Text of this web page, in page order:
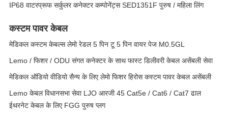
IP68 वाटरप्रूफ सर्कुलर कनेक्टर कम्पोनेंट्स SED1351F पुरुष / महिला लिंग
कस्टम पावर केबल
मेडिकल कस्टम केबल्स लेमो रेडल 5 पिन टू 5 पिन वायर पेज M0.5GL
Lemo / फिशर / ODU संगत कनेक्टर के साथ फास्ट डिलीवरी केबल असेंबली सेवा
मेडिकल ऑडियो वीडियो सैन्य के लिए लेमो फिशर हिरोस कस्टम पावर केबल असेंबली
Lemo केबल विधानसभा सेवा LJO आरजी 45 Cat5e / Cat6 / Cat7 ढाल
ईथरनेट केबल के लिए FGG पुरुष प्लग